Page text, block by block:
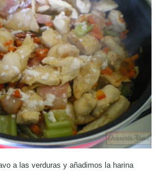
a las verduras y añadimos la harina